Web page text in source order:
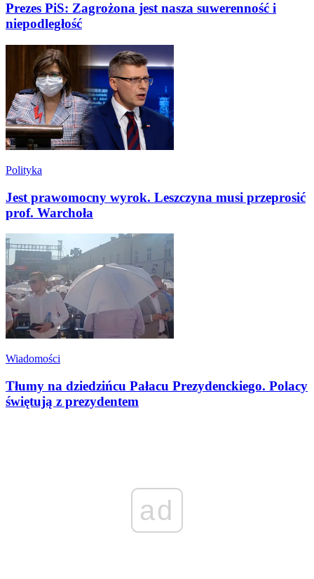
Prezes PiS: Zagrożona jest nasza suwerenność i
niepodległość
Polityka
Jest prawomocny wyrok. Leszczyna musi przeprosić
prof. Warchoła
Wiadomości
Tłumy na dziedzińcu Pałacu Prezydenckiego. Polacy
świętują z prezydentem
ad